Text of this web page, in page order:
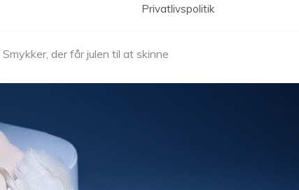
Privatlivspolitik
der får julen til at skinne